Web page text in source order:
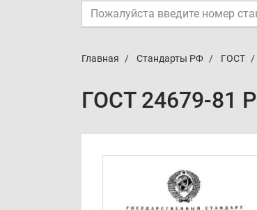
Главная Стандарты РФ ГОСТ
ГОСТ 24679-81